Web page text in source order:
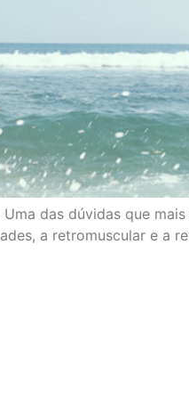
das dúvidas que
a retromuscular e a